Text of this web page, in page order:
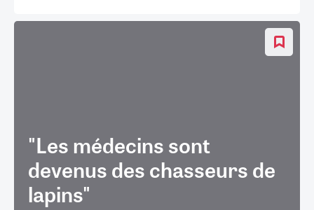
"Les médecins sont
devenus des chasseurs de
lapins"